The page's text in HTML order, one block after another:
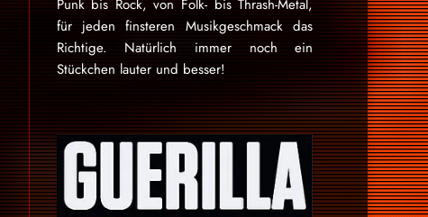
Punk bis Rock, von Folk- bis Thrash-Metal,
für je­den finsteren Mu­sik­ge­schmack das
Rich­tige. Natürlich immer noch ein
Stückchen lauter und besser!